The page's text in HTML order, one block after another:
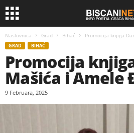
Naslovnica Grad Bihać Promocija knjiga
GRAD BIHAĆ
Promocija
Mašića i Amele
9 Februara, 2025